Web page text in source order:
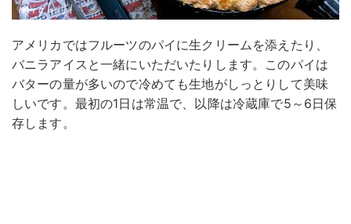
アメリカではフルーツのパイに生クリームを添えたり、
バニラアイスと一緒にいただいたりします。このパイは
バターの量が多いので冷めても生地がしっとりして美味
しいです。最初の1日は常温で、以降は冷蔵庫で5～6日保
存します。